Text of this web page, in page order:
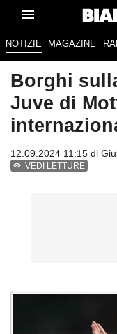
NOTIZIE MAGAZINE
Borghi
Juve di
12.09.2024 11:15 di
VEDI LETTURE